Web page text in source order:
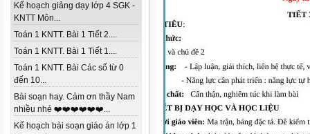
Kế hoạch giảng dạy lớp 4 SGK -
KNTT Môn...
Toán 1 KNTT. Bài 1 Tiết 2....
Toán 1 KNTT. Bài 1 Tiết 1....
Toán 1 KNTT. Bài Các số từ 0
đến 10...
Bài soạn hay. Cảm ơn thầy Nam
nhiều nhé ❤️❤️❤️❤️❤️❤️...
Kế hoạch bài soạn giáo án lớp 1